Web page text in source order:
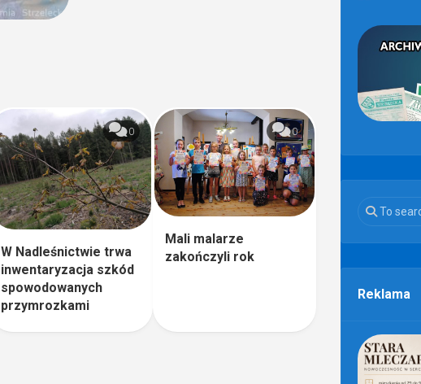
0
W Nadleśnictwie trwa
inwentaryzacja szkód
spowodowanych
przymrozkami
0
Mali malarze
zakończyli rok
Reklama